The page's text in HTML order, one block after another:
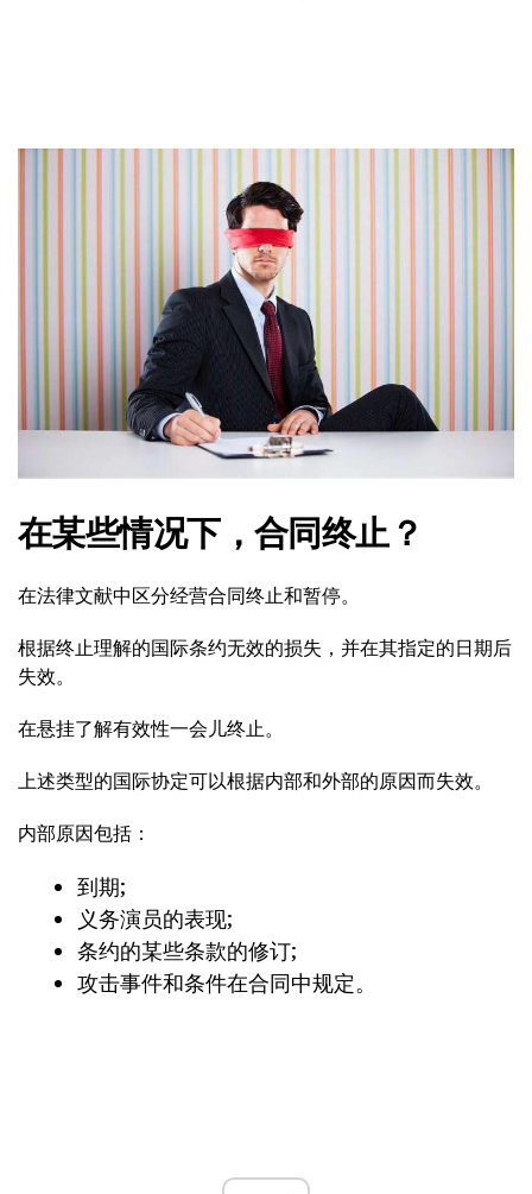
在某些情况下，合同终止？
在法律文献中区分经营合同终止和暂停。
根据终止理解的国际条约无效的损失，并在其指定的日期后
失效。
在悬挂了解有效性一会儿终止。
上述类型的国际协定可以根据内部和外部的原因而失效。
内部原因包括：
到期;
义务演员的表现;
条约的某些条款的修订;
攻击事件和条件在合同中规定。